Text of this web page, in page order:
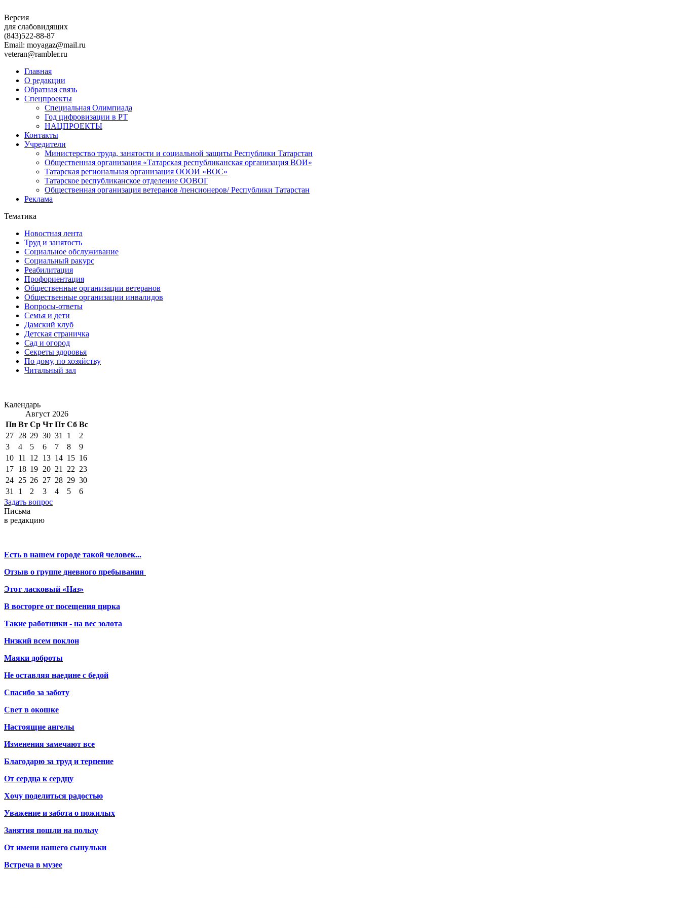
Версия
для слабовидящих
(843)522-88-87
Email: moyagaz@mail.ru
veteran@rambler.ru
Главная
О редакции
Обратная связь
Спецпроекты
Специальная Олимпиада
Год цифровизации в РТ
НАЦПРОЕКТЫ
Контакты
Учредители
Министерство труда, занятости и социальной защиты Республики Татарстан
Общественная организация «Татарская республиканская организация ВОИ»
Татарская региональная организация ОООИ «ВОС»
Татарское республиканское отделение ООВОГ
Общественная организация ветеранов /пенсионеров/ Республики Татарстан
Реклама
Тематика
Новостная лента
Труд и занятость
Социальное обслуживание
Социальный ракурс
Реабилитация
Профориентация
Общественные организации ветеранов
Общественные организации инвалидов
Вопросы-ответы
Семья и дети
Дамский клуб
Детская страничка
Сад и огород
Секреты здоровья
По дому, по хозяйству
Читальный зал
Календарь
Август 2026
Пн Вт Ср Чт Пт Сб Вс
27 28 29 30 31 1
2
3
4 5 6 7 8
9
10 11 12 13 14 15 16
17 18 19 20 21 22 23
24 25 26 27 28 29 30
31
1 2 3 4 5
6
Задать вопрос
Письма
в редакцию
Есть в нашем городе такой человек...
Отзыв о группе дневного пребывания
Этот ласковый «Наз»
В восторге от посещения цирка
Такие работники - на вес золота
Низкий всем поклон
Маяки доброты
Не оставляя наедине с бедой
Спасибо за заботу
Свет в окошке
Настоящие ангелы
Изменения замечают все
Благодарю за труд и терпение
От сердца к сердцу
Хочу поделиться радостью
Уважение и забота о пожилых
Занятия пошли на пользу
От имени нашего сынульки
Встреча в музее